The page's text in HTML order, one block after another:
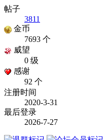
帖子
3811
金币
7693 个
威望
0 级
感谢
92 个
注册时间
2020-3-31
最后登录
2026-7-27